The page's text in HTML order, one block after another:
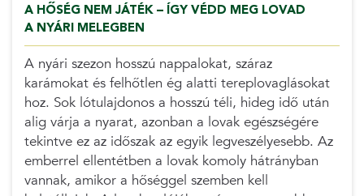
A HŐSÉG NEM JÁTÉK – ÍGY VÉDD MEG LOVAD
A NYÁRI MELEGBEN
A nyári szezon hosszú nappalokat, száraz
karámokat és felhőtlen ég alatti tereplovaglásokat
hoz. Sok lótulajdonos a hosszú téli, hideg idő után
alig várja a nyarat, azonban a lovak egészségére
tekintve ez az időszak az egyik legveszélyesebb. Az
emberrel ellentétben a lovak komoly hátrányban
vannak, amikor a hőséggel szemben kell